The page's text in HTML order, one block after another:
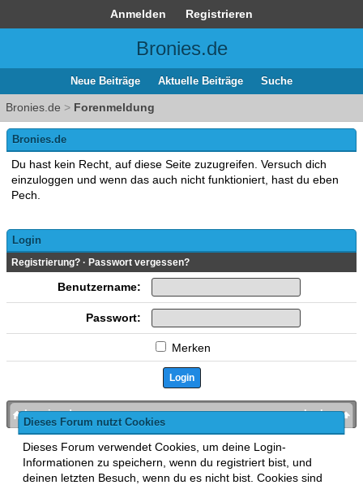
Anmelden Registrieren
Bronies.de
Neue Beiträge Aktuelle Beiträge Suche
Bronies.de > Forenmeldung
Dieses Forum nutzt Cookies
Dieses Forum verwendet Cookies, um deine Login-
Informationen zu speichern, wenn du registriert bist, und
deinen letzten Besuch, wenn du es nicht bist. Cookies sind
Bronies.de
Du hast kein Recht, auf diese Seite zuzugreifen. Versuch dich
einzuloggen und wenn das auch nicht funktioniert, hast du eben
Pech.
Login
Registrierung? · Passwort vergessen?
Benutzername:
Passwort:
Merken
nach oben
bronies.de
MyBB , mobile Fassung: MyBB GoMobile
Zur Desktop-Version wechseln
This forum usesLukasz TkaczMyBB addons.